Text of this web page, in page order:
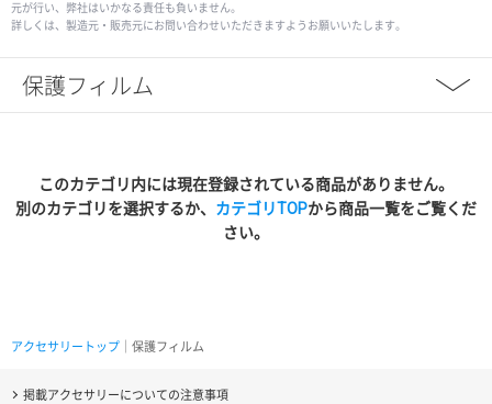
元が行い、弊社はいかなる責任も負いません。
詳しくは、製造元・販売元にお問い合わせいただきますようお願いいたします。
保護フィルム
このカテゴリ内には現在登録されている商品がありません。
別のカテゴリを選択するか、 カテゴリTOPから商品一覧をご覧くだ
さい。
アクセサリートップ ｜保護フィルム
掲載アクセサリーについての注意事項